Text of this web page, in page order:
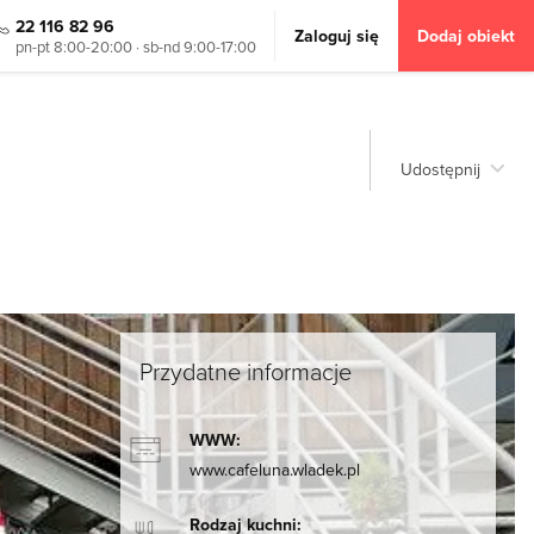
22 116 82 96
pn-pt 8:00-20:00 · sb-nd 9:00-17:00 Zaloguj się Dodaj obiekt
Udostępnij
Przydatne informacje
WWW:
www.cafeluna.wladek.pl
Rodzaj kuchni: